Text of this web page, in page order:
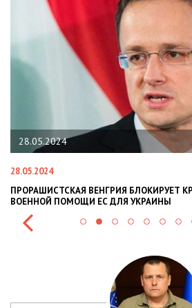
ВЕНГРИЯ БЛОКИРУЕТ КРУПНЫЙ ПАКЕТ
ЕС ДЛЯ УКРАИНЫ